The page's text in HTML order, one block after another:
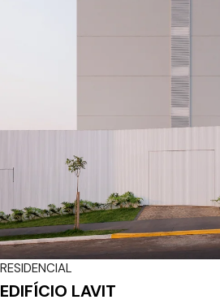
RESIDENCIAL
EDIFÍCIO LAVIT